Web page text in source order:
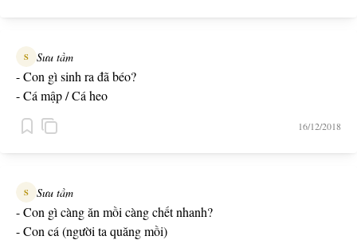
S Sưu tầm
- Con gì sinh ra đã béo?
- Cá mập / Cá heo
16/12/2018
S Sưu tầm
- Con gì càng ăn mồi càng chết nhanh?
- Con cá (người ta quăng mồi)